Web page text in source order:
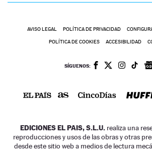
AVISO LEGAL POLÍTICA DE PRIVACIDAD
POLÍTICA DE COOKIES ACCESIBILIDAD
SÍGUENOS:
EDICIONES EL PAIS, S.L.U. realiza una
reproducciones y usos de las obras y otras
desde este sitio web a medios de lectura